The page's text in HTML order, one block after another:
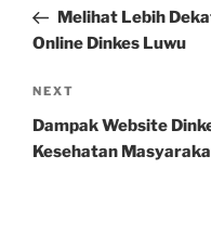
PostMelihat Lebih
Online Dinkes Luwu
Next
Post
NEXT
Dampak Website
Kesehatan